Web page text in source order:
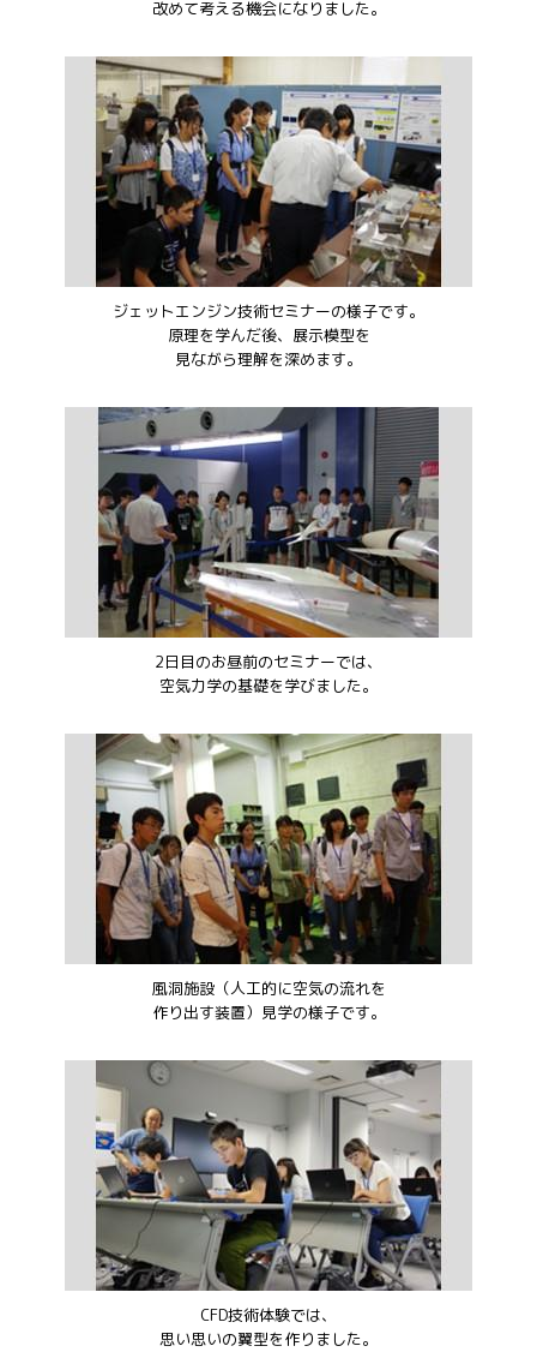
改めて考える機会になりました。
ジェットエンジン技術セミナーの様子です。
原理を学んだ後、展示模型を
見ながら理解を深めます。
2日目のお昼前のセミナーでは、
空気力学の基礎を学びました。
風洞施設（人工的に空気の流れを
作り出す装置）見学の様子です。
CFD技術体験では、
思い思いの翼型を作りました。